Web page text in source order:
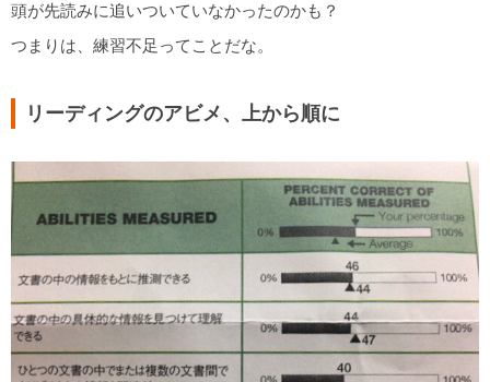
頭が先読みに追いついていなかったのかも？
つまりは、練習不足ってことだな。
リーディングのアビメ、上から順に